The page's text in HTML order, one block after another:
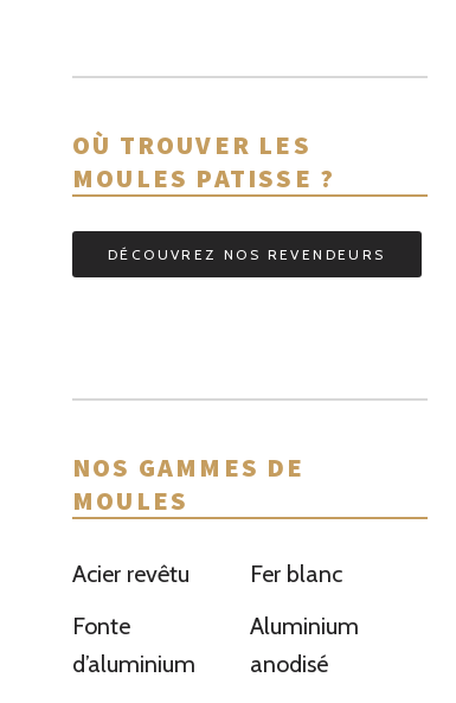
OÙ TROUVER LES
MOULES PATISSE ?
DÉCOUVREZ NOS REVENDEURS
NOS GAMMES DE
MOULES
Acier revêtu
Fer blanc
Fonte
d’aluminium
Aluminium
anodisé